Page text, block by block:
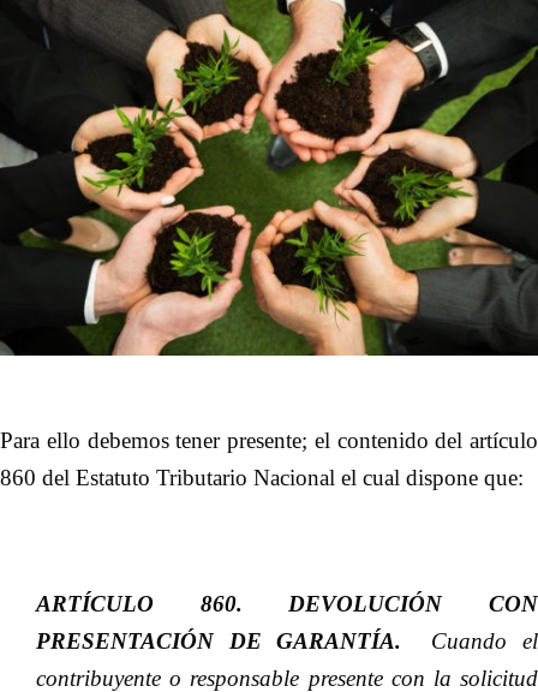
Para ello debemos tener presente; el contenido del artículo
860 del Estatuto Tributario Nacional el cual dispone que:
ARTÍCULO 860. DEVOLUCIÓN CON
PRESENTACIÓN DE GARANTÍA.
Cuando el
contribuyente o responsable presente con la solicitud